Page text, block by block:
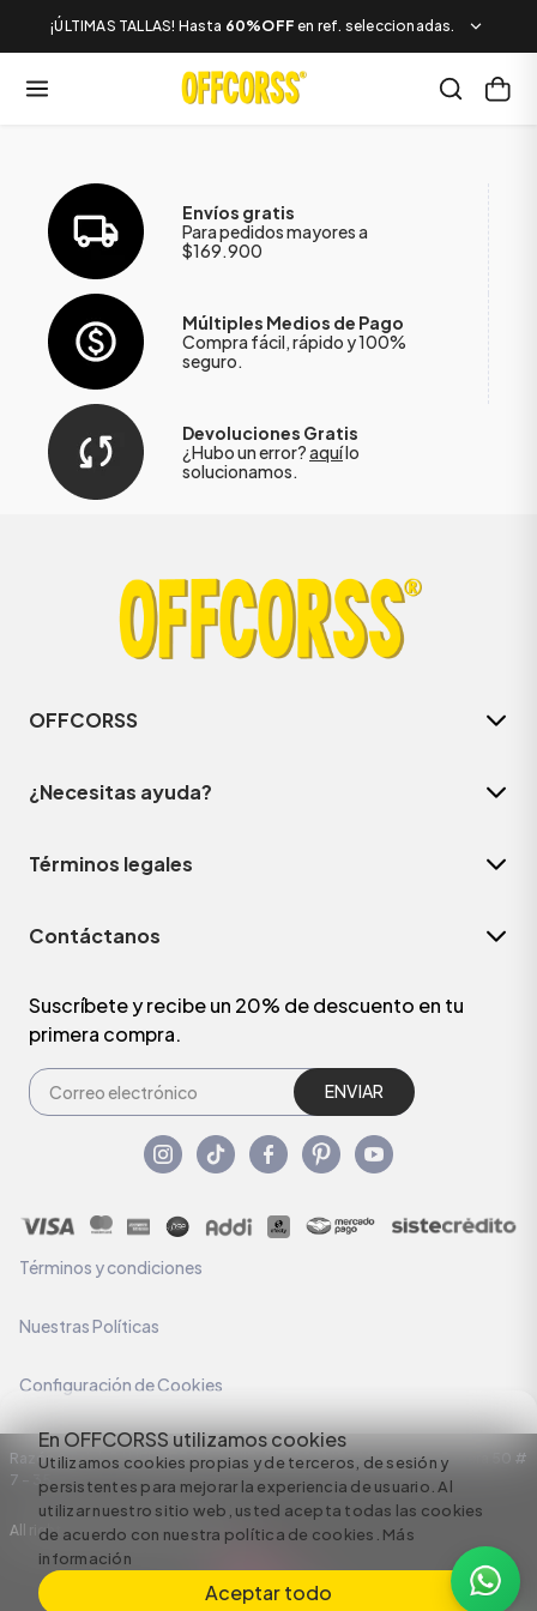
¡ÚLTIMAS TALLAS! Hasta 60%OFF en ref. seleccionadas.
En OFFCORSS utilizamos cookies
Utilizamos cookies propias y de terceros, de sesión y
persistentes para mejorar la experiencia de usuario. Al
utilizar nuestro sitio web, usted acepta todas las cookies
de acuerdo con nuestra política de cookies. Más
información
Aceptar todo
Envíos gratis
Para pedidos mayores a
$169.900
Múltiples Medios de Pago
Compra fácil, rápido y 100%
seguro.
Devoluciones Gratis
¿Hubo un error?aquílo
solucionamos.
OFFCORSS
¿Necesitas ayuda?
Términos legales
Contáctanos
Suscríbete y recibe un 20% de descuento en tu
primera compra.
ENVIAR
Términos y condiciones
Nuestras Políticas
Configuración de Cookies
Razón Social: C.I HERMECO S.A. NIT: 890924167-6 Dirección: Carrera 50 #
7 – 35
All rights reserved empowered by